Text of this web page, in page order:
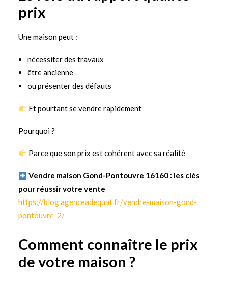
prix
Une maison peut :
nécessiter des travaux
être ancienne
ou présenter des défauts
Et pourtant se vendre rapidement
Pourquoi ?
Parce que son prix est cohérent avec sa réalité
Vendre maison Gond-Pontouvre 16160 : les clés
pour réussir votre vente
https://blog.agenceadequat.fr/vendre-maison-gond-
pontouvre-2/
Comment connaître le prix
de votre maison ?